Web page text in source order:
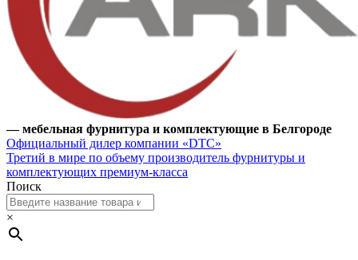
— мебельная фурнитура и комплектующие в Белгороде
Официальный дилер компании «DTC»
Третий в мире по объему производитель фурнитуры и
комплектующих премиум-класса
Поиск
×